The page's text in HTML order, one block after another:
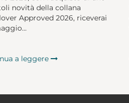
novità della collana
Approved 2026, riceverai
a leggere